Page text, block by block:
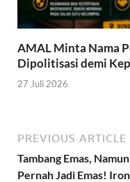
AMAL Minta Nama
Dipolitisasi demi
27 Juli 2026
PREVIOUS ARTICLE
Tambang Emas,
Pernah Jadi Emas!